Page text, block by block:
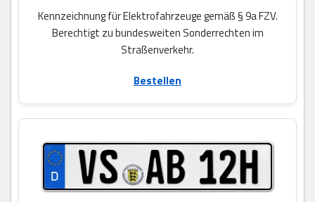
Kennzeichnung für Elektrofahrzeuge gemäß § 9a FZV.
Berechtigt zu bundesweiten Sonderrechten im
Straßenverkehr.
Bestellen